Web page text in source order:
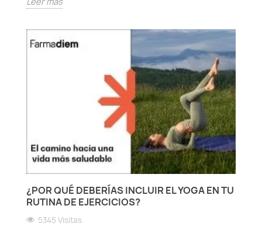
¿POR QUÉ DEBERÍAS INCLUIR EL YOGA EN TU
RUTINA DE EJERCICIOS?
5345 Visitas